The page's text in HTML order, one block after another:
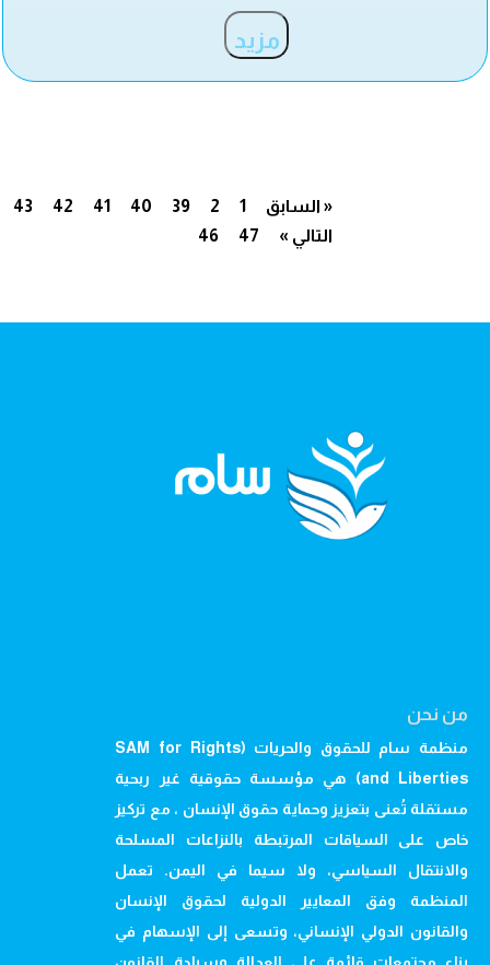
مزيد
« السابق 1
2
39
40
41
42
43
46
47 التالي »
من نحن
منظمة سام للحقوق والحريات (SAM for Rights
and Liberties) هي مؤسسة حقوقية غير ربحية
مستقلة تُعنى بتعزيز وحماية حقوق الإنسان ، مع تركيز
خاص على السياقات المرتبطة بالنزاعات المسلحة
والانتقال السياسي، ولا سيما في اليمن. تعمل
المنظمة وفق المعايير الدولية لحقوق الإنسان
والقانون الدولي الإنساني، وتسعى إلى الإسهام في